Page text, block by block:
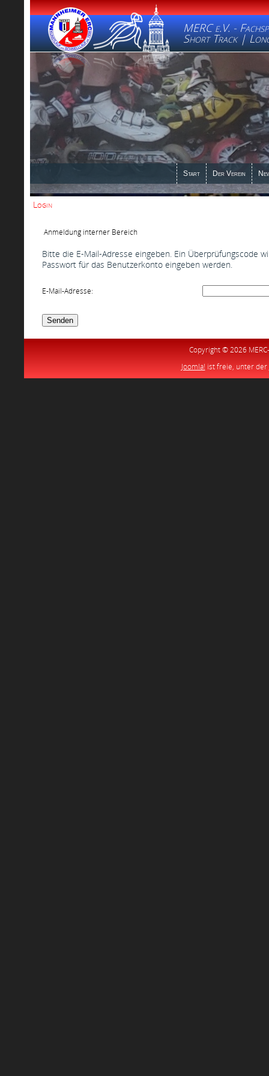
MERC e.V. -
Short Track |
Start Der Verein
Login
Anmeldung interner Bereich
Bitte die E-Mail-Adresse eingeben. Ein Überprüfungscode
Passwort für das Benutzerkonto eingeben werden.
E-Mail-Adresse:
Senden
Copyright © 2026
Joomla! ist freie, unter der